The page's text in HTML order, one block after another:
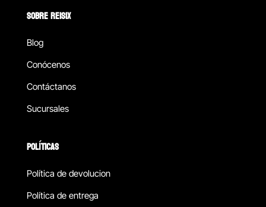
SOBRE REISIX
Blog
Conócenos
Contáctanos
Sucursales
POLÍTICAS
Política de devolucion
Política de entrega